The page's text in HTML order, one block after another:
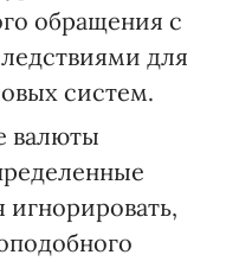
обращения с
для
систем.
валюты
игнорировать,